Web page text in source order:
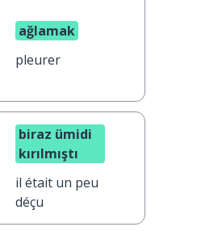
ağlamak
pleurer
biraz ümidi
kırılmıştı
il était un peu
déçu